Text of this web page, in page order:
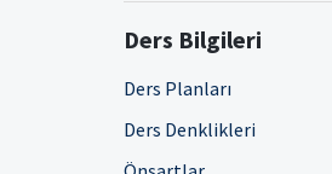
Ders Bilgileri
Ders Planları
Ders Denklikleri